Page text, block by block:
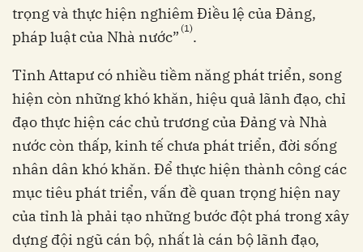
trọng và thực hiện nghiêm Điều lệ của Đảng,
pháp luật của Nhà nước” (1).
Tỉnh Attapư có nhiều tiềm năng phát triển, song
hiện còn những khó khăn, hiệu quả lãnh đạo, chỉ
đạo thực hiện các chủ trương của Đảng và Nhà
nước còn thấp, kinh tế chưa phát triển, đời sống
nhân dân khó khăn. Để thực hiện thành công các
mục tiêu phát triển, vấn đề quan trọng hiện nay
của tỉnh là phải tạo những bước đột phá trong xây
dựng đội ngũ cán bộ, nhất là cán bộ lãnh đạo,